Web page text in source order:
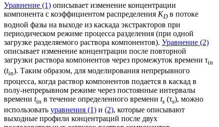
Уравнение (1) описывает изменение концентрации
компонента с коэффициентом распределения KDв потоке
водной фазы на выходе из каскада экстракторов при
периодическом режиме процесса разделения (при одной
загрузке разделяемого раствора компонентов). Уравнение (2)
описывает изменение концентрации после повторной
загрузки раствора компонентов через промежуток времени τin
(tin). Таким образом, для моделирования непрерывного
процесса, когда раствор компонентов подается в каскад в
полу-непрерывном режиме через постоянные интервалы
времени tin в течение определенного времени ts (τs), можно
использовать уравнения (1) и (2), которые описывают
выходные профили концентраций после двух